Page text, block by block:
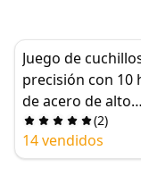
Juego de
precisión con 10
de acero de alto
carbono - Kit de
cuchillos para
manualidades
(2)
14 vendidos